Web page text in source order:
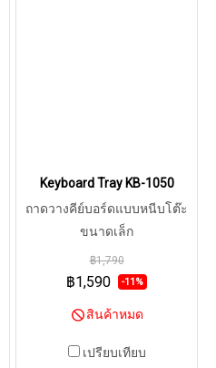
Keyboard Tray KB-1050
ถาดวางคีย์บอร์ดแบบหนีบโต๊ะ
ขนาดเล็ก
฿1,790
฿1,590 -11%
สินค้าหมด
เปรียบเทียบ